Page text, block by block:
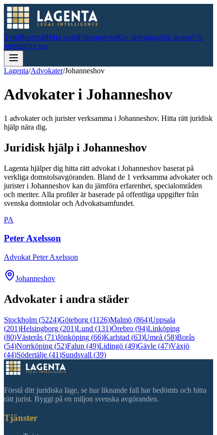
TvistBrottmålHitta juristFöretagstvistKör rättegångSök domarFör
juristerOm oss
Lagenta/Advokater/Johanneshov
Advokater i Johanneshov
1 advokater och jurister verksamma i Johanneshov. Hitta rätt juridisk
hjälp nära dig.
Juridisk hjälp i Johanneshov
Lagenta hjälper dig hitta rätt advokat i Johanneshov baserat på
verkliga domstolsavgöranden. Bland de 1 verksamma advokater och
jurister i Johanneshov kan du jämföra erfarenhet, specialområden
och meriter. Alla profiler är baserade på offentliga uppgifter från
svenska domstolar och Advokatsamfundet.
PA
Peter Axelsson
Advokat Peter Axelsson
Johanneshov
Advokater i andra städer
Stockholm (5224)Göteborg (1126)Malmö (864)Uppsala
(201)Helsingborg (201)Lund (131)Örebro (94)Linköping
(80)Västerås (71)Jönköping (66)Karlstad (63)Umeå (58)Borås
(54)Norrköping (52)Falun (49)Lidingö (49)Gävle (47)Växjö
(44)Södertälje (41)Sundsvall (39)
Förstå ditt juridiska läge, se hur liknande fall har bedömts och hitta
rätt jurist. Byggt på en miljon svenska avgöranden.
Tjänster